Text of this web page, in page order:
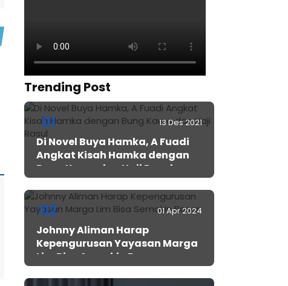
Trending Post
01 13 Des 2021
Di Novel Buya Hamka, A Fuadi
Angkat Kisah Hamka dengan
Bung Karno dan Haji Rasul
02 01 Apr 2024
Johnny Aliman Harap
Kepengurusan Yayasan Marga
Lim Bisa Semakin Besar